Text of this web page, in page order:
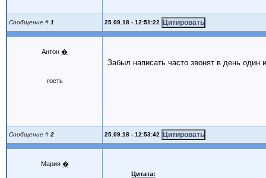
Сообщение # 1 25.09.18 - 12:51:22
Антон �
гость
Забыл написать часто звонят в день
Сообщение # 2 25.09.18 - 12:53:42
Мария �
Цитата: